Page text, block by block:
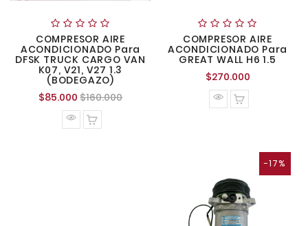
COMPRESOR AIRE
ACONDICIONADO Para
DFSK TRUCK CARGO VAN
K07, V21, V27 1.3
(BODEGAZO)
$85.000 Precio
normal
$160.000Precio
COMPRESOR AIRE
ACONDICIONADO Para
GREAT WALL H6 1.5
$270.000Precio
-17%